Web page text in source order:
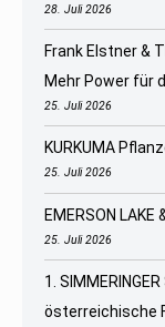
28. Juli 2026
Frank Elstner &
Mehr Power für
25. Juli 2026
KURKUMA
25. Juli 2026
EMERSON LAKE
25. Juli 2026
1.
österreichische